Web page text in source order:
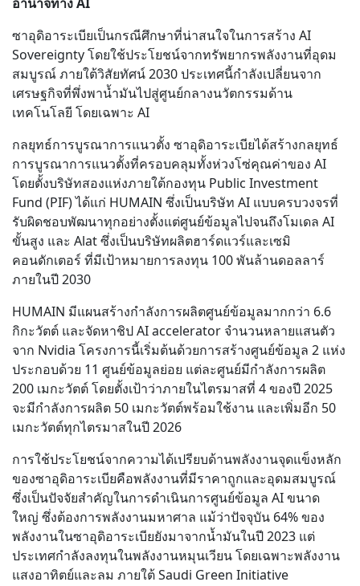
ซาอุดิอาระเบียเป็นกรณีศึกษาที่น่าสนใจในการสร้าง AI
Sovereignty โดยใช้ประโยชน์จากทรัพยากรพลังงานที่อุดม
สมบูรณ์ ภายใต้วิสัยทัศน์ 2030 ประเทศนี้กำลังเปลี่ยนจาก
เศรษฐกิจที่พึ่งพาน้ำมันไปสู่ศูนย์กลางนวัตกรรมด้าน
เทคโนโลยี โดยเฉพาะ AI
กลยุทธ์การบูรณาการแนวตั้ง ซาอุดิอาระเบียได้สร้างกลยุทธ์
การบูรณาการแนวตั้งที่ครอบคลุมทั้งห่วงโซ่คุณค่าของ AI
โดยตั้งบริษัทสองแห่งภายใต้กองทุน Public Investment
Fund (PIF) ได้แก่ HUMAIN ซึ่งเป็นบริษัท AI แบบครบวงจรที่
รับผิดชอบพัฒนาทุกอย่างตั้งแต่ศูนย์ข้อมูลไปจนถึงโมเดล AI
ขั้นสูง และ Alat ซึ่งเป็นบริษัทผลิตฮาร์ดแวร์และเซมิ
คอนดักเตอร์ ที่มีเป้าหมายการลงทุน 100 พันล้านดอลลาร์
ภายในปี 2030
HUMAIN มีแผนสร้างกำลังการผลิตศูนย์ข้อมูลมากกว่า 6.6
กิกะวัตต์ และจัดหาชิป AI accelerator จำนวนหลายแสนตัว
จาก Nvidia โครงการนี้เริ่มต้นด้วยการสร้างศูนย์ข้อมูล 2 แห่ง
ประกอบด้วย 11 ศูนย์ข้อมูลย่อย แต่ละศูนย์มีกำลังการผลิต
200 เมกะวัตต์ โดยตั้งเป้าว่าภายในไตรมาสที่ 4 ของปี 2025
จะมีกำลังการผลิต 50 เมกะวัตต์พร้อมใช้งาน และเพิ่มอีก 50
เมกะวัตต์ทุกไตรมาสในปี 2026
การใช้ประโยชน์จากความได้เปรียบด้านพลังงานจุดแข็งหลัก
ของซาอุดิอาระเบียคือพลังงานที่มีราคาถูกและอุดมสมบูรณ์
ซึ่งเป็นปัจจัยสำคัญในการดำเนินการศูนย์ข้อมูล AI ขนาด
ใหญ่ ซึ่งต้องการพลังงานมหาศาล แม้ว่าปัจจุบัน 64% ของ
พลังงานในซาอุดิอาระเบียยังมาจากน้ำมันในปี 2023 แต่
ประเทศกำลังลงทุนในพลังงานหมุนเวียน โดยเฉพาะพลังงาน
แสงอาทิตย์และลม ภายใต้ Saudi Green Initiative